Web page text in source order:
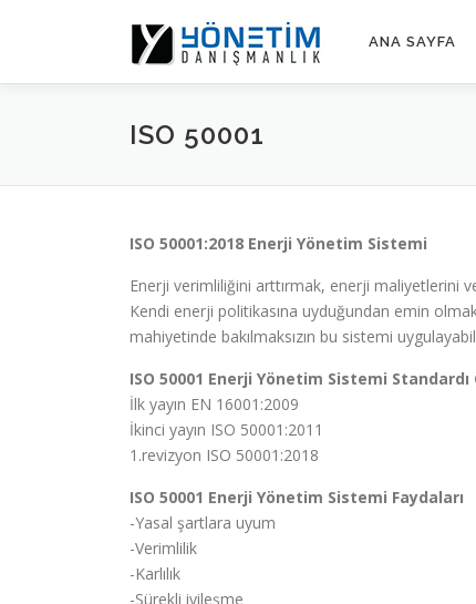
ANA SAYFA
ISO 50001
ISO 50001:2018 Enerji Yönetim Sistemi
Enerji verimliliğini arttırmak, enerji maliyetlerini
Kendi enerji politikasına uyduğundan emin
mahiyetinde bakılmaksızın bu sistemi
ISO 50001 Enerji Yönetim Sistemi Standardı
İlk yayın EN 16001:2009
İkinci yayın ISO 50001:2011
1.revizyon ISO 50001:2018
ISO 50001 Enerji Yönetim Sistemi Faydaları
-Yasal şartlara uyum
-Verimlilik
-Karlılık
-Sürekli iyileşme